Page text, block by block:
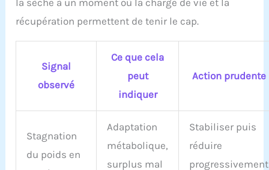
récupération permettent de tenir le cap.
Signal
observé
Ce que cela
peut
indiquer
Action prudente
Stagnation
du poids en
Adaptation
métabolique,
surplus mal
Stabiliser puis
réduire
progressivement